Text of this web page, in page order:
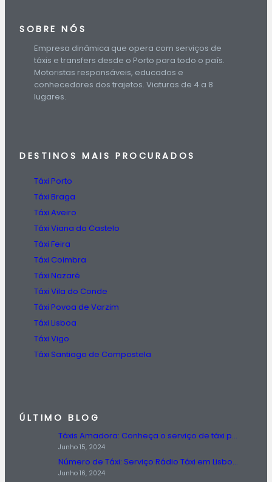
SOBRE NÓS
Empresa dinâmica que opera com serviços de
táxis e transfers desde o Porto para todo o país.
Motoristas responsáveis, educados e
conhecedores dos trajetos. Viaturas de 4 a 8
lugares.
DESTINOS MAIS PROCURADOS
Táxi Porto
Táxi Braga
Táxi Aveiro
Táxi Viana do Castelo
Táxi Feira
Táxi Coimbra
Táxi Nazaré
Táxi Vila do Conde
Táxi Povoa de Varzim
Táxi Lisboa
Táxi Vigo
Táxi Santiago de Compostela
ÚLTIMO BLOG
Táxis Amadora: Conheça o serviço de táxi prestado na região da Amadora.
Junho 15, 2024
Número de Táxi: Serviço Rádio Táxi em Lisboa, Entre em Contato Agora!
Junho 16, 2024